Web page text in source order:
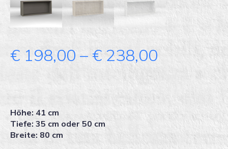
€ 198,00 – € 238,00 Price
range:
€ 198,00
through
€ 238,00
Höhe: 41 cm
Tiefe: 35 cm oder 50 cm
Breite: 80 cm